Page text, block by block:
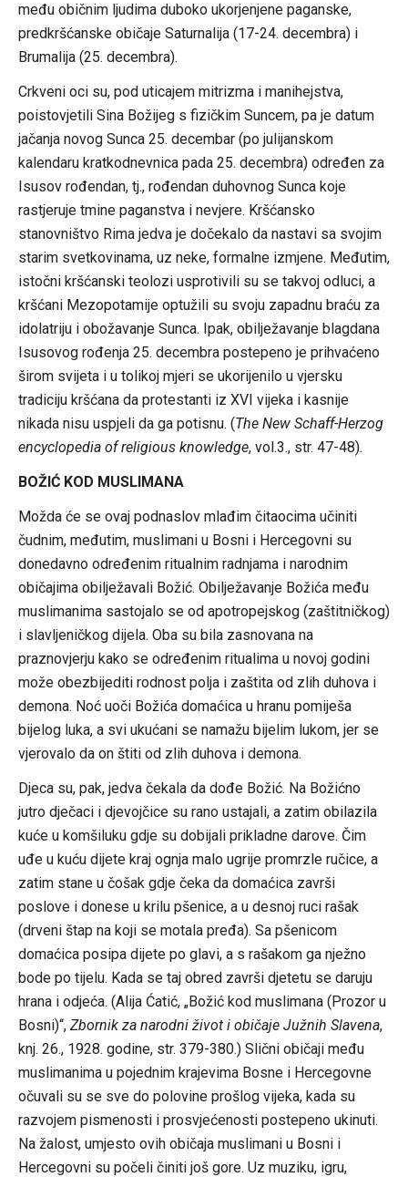
među običnim ljudima duboko ukorjenjene paganske,
predkršćanske običaje Saturnalija (17-24. decembra) i
Brumalija (25. decembra).
Crkveni oci su, pod uticajem mitrizma i manihejstva,
poistovjetili Sina Božijeg s fizičkim Suncem, pa je datum
jačanja novog Sunca 25. decembar (po julijanskom
kalendaru kratkodnevnica pada 25. decembra) određen za
Isusov rođendan, tj., rođendan duhovnog Sunca koje
rastjeruje tmine paganstva i nevjere. Kršćansko
stanovništvo Rima jedva je dočekalo da nastavi sa svojim
starim svetkovinama, uz neke, formalne izmjene. Međutim,
istočni kršćanski teolozi usprotivili su se takvoj odluci, a
kršćani Mezopotamije optužili su svoju zapadnu braću za
idolatriju i obožavanje Sunca. Ipak, obilježavanje blagdana
Isusovog rođenja 25. decembra postepeno je prihvaćeno
širom svijeta i u tolikoj mjeri se ukorijenilo u vjersku
tradiciju kršćana da protestanti iz XVI vijeka i kasnije
nikada nisu uspjeli da ga potisnu. (The New Schaff-Herzog
encyclopedia of religious knowledge, vol.3., str. 47-48).
BOŽIĆ KOD MUSLIMANA
Možda će se ovaj podnaslov mlađim čitaocima učiniti
čudnim, međutim, muslimani u Bosni i Hercegovni su
donedavno određenim ritualnim radnjama i narodnim
običajima obilježavali Božić. Obilježavanje Božića među
muslimanima sastojalo se od apotropejskog (zaštitničkog)
i slavljeničkog dijela. Oba su bila zasnovana na
praznovjerju kako se određenim ritualima u novoj godini
može obezbijediti rodnost polja i zaštita od zlih duhova i
demona. Noć uoči Božića domaćica u hranu pomiješa
bijelog luka, a svi ukućani se namažu bijelim lukom, jer se
vjerovalo da on štiti od zlih duhova i demona.
Djeca su, pak, jedva čekala da dođe Božić. Na Božićno
jutro dječaci i djevojčice su rano ustajali, a zatim obilazila
kuće u komšiluku gdje su dobijali prikladne darove. Čim
uđe u kuću dijete kraj ognja malo ugrije promrzle ručice, a
zatim stane u čošak gdje čeka da domaćica završi
poslove i donese u krilu pšenice, a u desnoj ruci rašak
(drveni štap na koji se motala pređa). Sa pšenicom
domaćica posipa dijete po glavi, a s rašakom ga nježno
bode po tijelu. Kada se taj obred završi djetetu se daruju
hrana i odjeća. (Alija Ćatić, „Božić kod muslimana (Prozor u
Bosni)“, Zbornik za narodni život i običaje Južnih Slavena,
knj. 26., 1928. godine, str. 379-380.) Slični običaji među
muslimanima u pojednim krajevima Bosne i Hercegovne
očuvali su se sve do polovine prošlog vijeka, kada su
razvojem pismenosti i prosvjećenosti postepeno ukinuti.
Na žalost, umjesto ovih običaja muslimani u Bosni i
Hercegovni su počeli činiti još gore. Uz muziku, igru,